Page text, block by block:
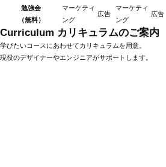
勉強会
（無料）
マーケティ
ング
広告
マーケティ
ング
広告
Curriculum カリキュラムのご案内
学びたいコースにあわせてカリキュラムを用意。
現役のデザイナーやエンジニアがサポートします。